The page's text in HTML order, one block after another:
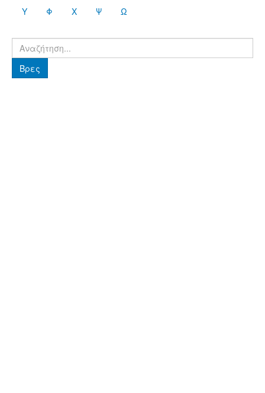
Υ Φ Χ Ψ Ω
Βρες
Βρες